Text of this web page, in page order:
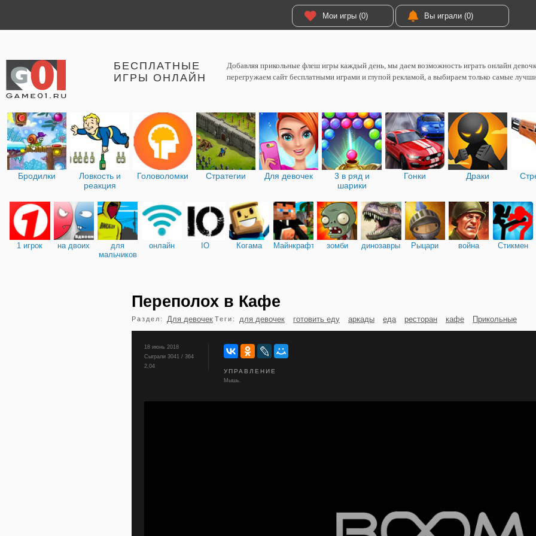
Мои игры (0) Вы играли (0)
БЕСПЛАТНЫЕ
ИГРЫ ОНЛАЙН
Добавляя прикольные флеш игры каждый день, мы даем возможность играть онлайн
перегружаем сайт бесплатными играми и глупой рекламой, а выбираем только самые
Бродилки
Ловкость и
реакция
Головоломки Стратегии Для девочек
3 в ряд и
шарики
Гонки Драки
1 игрок на двоих
для
мальчиков
онлайн IO Когама Майнкрафт зомби динозавры Рыцари война Стикмен
Переполох в Кафе
Раздел: Для девочек Теги: для девочек готовить еду аркады еда ресторан кафе Прикольные
18 июнь 2018
Сыграли 3041 / 364
2,04
УПРАВЛЕНИЕ
Мышь.